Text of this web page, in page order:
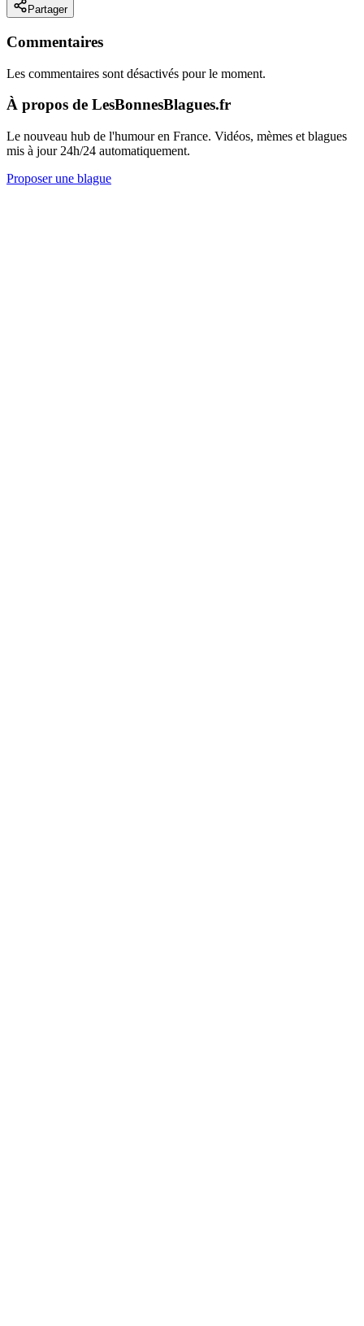
Partager
Commentaires
Les commentaires sont désactivés pour le moment.
À propos de LesBonnesBlagues.fr
Le nouveau hub de l'humour en France. Vidéos, mèmes et blagues
mis à jour 24h/24 automatiquement.
Proposer une blague